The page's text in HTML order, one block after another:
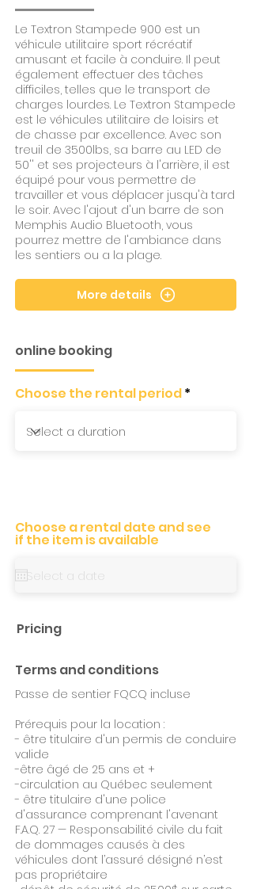
Le Textron Stampede 900 est un
véhicule utilitaire sport récréatif
amusant et facile à conduire. Il peut
également effectuer des tâches
difficiles, telles que le transport de
charges lourdes. Le Textron Stampede
est le véhicules utilitaire de loisirs et
de chasse par excellence. Avec son
treuil de 3500lbs, sa barre au LED de
50'' et ses projecteurs à l'arrière, il est
équipé pour vous permettre de
travailler et vous déplacer jusqu'à tard
le soir. Avec l'ajout d'un barre de son
Memphis Audio Bluetooth, vous
pourrez mettre de l'ambiance dans
les sentiers ou a la plage.
More details
online booking
Choose the rental period
Choose a rental date and see
if the item is available
Pricing
Terms and conditions
Passe de sentier FQCQ incluse
Prérequis pour la location :
- être titulaire d'un permis de conduire
valide
-être âgé de 25 ans et +
-circulation au Québec seulement
- être titulaire d'une police
d'assurance comprenant l'avenant
F.A.Q. 27 — Responsabilité civile du fait
de dommages causés à des
véhicules dont l’assuré désigné n’est
pas propriétaire